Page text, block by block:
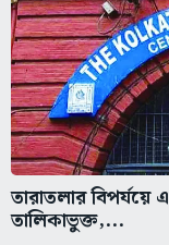
তারাতলার
তালিকাভুক্ত,...